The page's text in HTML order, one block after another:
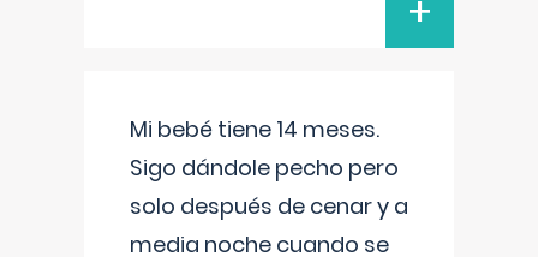
+
Mi bebé tiene 14 meses.
Sigo dándole pecho pero
solo después de cenar y a
media noche cuando se